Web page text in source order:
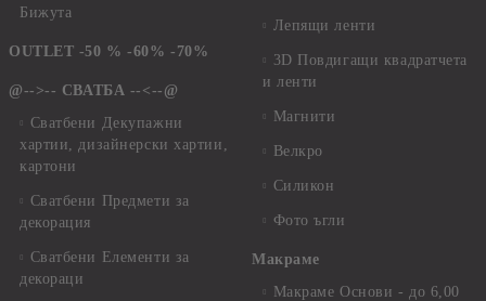
Бижута
OUTLET -50 % -60% -70%
@-->-- СВАТБА --<--@
Сватбени Декупажни
хартии, дизайнерски хартии,
картони
Сватбени Предмети за
декорация
Сватбени Елементи за
декораци
Лепящи ленти
3D Повдигащи квадратчета
и ленти
Магнити
Велкро
Силикон
Фото ъгли
Макраме
Макраме Основи - до 6,00